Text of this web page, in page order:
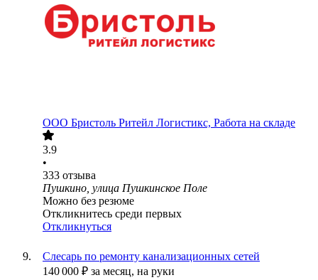
ООО Бристоль Ритейл Логистикс, Работа на складе
3.9
•
333 отзыва
Пушкино, улица Пушкинское Поле
Можно без резюме
Откликнитесь среди первых
Откликнуться
Слесарь по ремонту канализационных сетей
140 000 ₽ за месяц, на руки